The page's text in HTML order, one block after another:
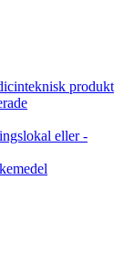
produkt
eller -